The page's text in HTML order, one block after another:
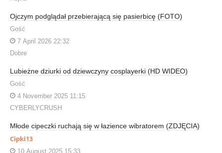
Ojczym podglądał przebierającą się pasierbicę (FOTO)
Gość
7 April 2026 22:32
Dobre
Lubieżne dziurki od dziewczyny cosplayerki (HD WIDEO)
Gość
4 November 2025 11:15
CYBERLYCRUSH
Młode cipeczki ruchają się w łazience wibratorem (ZDJĘCIA)
Cipki13
10 August 2025 15:33